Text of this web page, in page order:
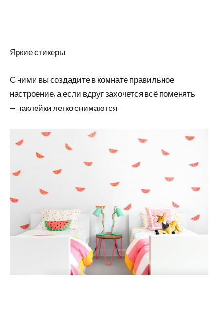
Яркие стикеры
С ними вы создадите в комнате правильное
настроение, а если вдруг захочется всё поменять
— наклейки легко снимаются.